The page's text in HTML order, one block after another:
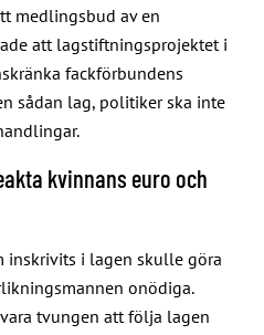
medlingsbud av en
att lagstiftningsprojektet i
fackförbundens
sådan lag, politiker ska inte
kvinnans euro och
inskrivits i lagen skulle göra
onödiga.
tvungen att följa lagen